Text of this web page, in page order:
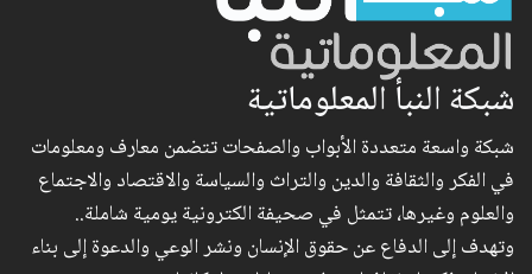
شبكة النبأ المعلوماتية
شبكة واسعة متعددة الأبواب والصفحات تتضمن معارف ومعلومات
في الفكر والثقافة والدين والتراث والسياسة والاقتصاد والاجتماع
والعلوم وغيرها، تتمثل في صحيفة الكترونية يومية شاملة..
وتهدف إلى الدفاع عن حقوق الإنسان ونشر الوعي والدعوة إلى بناء